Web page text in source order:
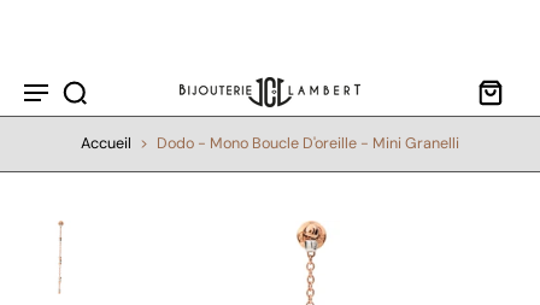
Accueil > Dodo - Mono Boucle D'oreille - Mini Granelli
informations